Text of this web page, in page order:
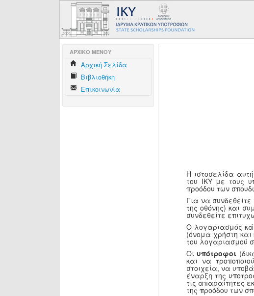
AΡΧΙΚΟ ΜΕΝΟΥ
Aρχική Σελίδα
Βιβλιοθήκη
Επικοινωνία
Η ιστοσελίδα
του ΙΚΥ με τους
προόδου των
Για να
της οθόνης) και
συνδεθείτε
Ο λογαριασμός
(όνομα χρήστη
του λογαριασμού
Οιυπότροφοι
και να
στοιχεία, να
έναρξη της
τις απαραίτητες
της προόδου των